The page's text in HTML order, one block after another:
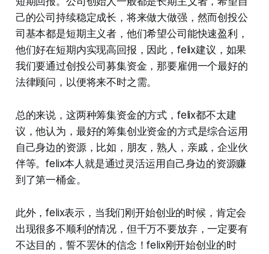
己的公司持续稳定成长，将来做大做强，然而创投公
司基本都是短期主义者，他们希望公司能快速盈利，
他们好在短期内实现高回报，因此，felix建议，如果
我们要通过创投公司募集资金，那要雇佣一个最好的
法律顾问，以便将来不时之需。
总的来说，这两种筹集资金的方式，felix都不太建
议，他认为，最好的筹集创业资金的方式是综合运用
自己身边的资源，比如，朋友，熟人，亲戚，企业伙
伴等。felix本人就是通过灵活运用自己身边的资源赚
到了第一桶金。
此外，felix表示，当我们刚开始创业的时候，肯定会
出现很多不顺利的情况，但千万不要放弃，一定要有
不达目的，誓不罢休的信念！felix刚开始创业的时